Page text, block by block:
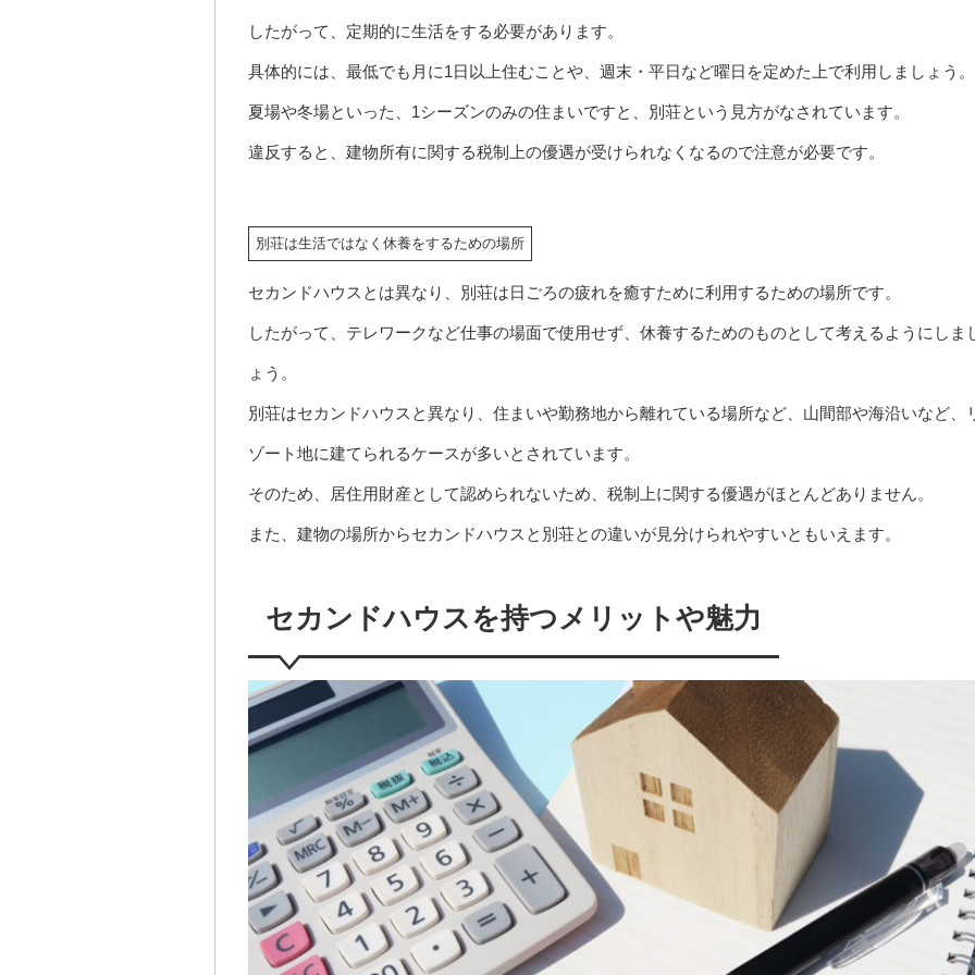
したがって、定期的に生活をする必要があります。
具体的には、最低でも月に1日以上住むことや、週末・平日など曜日を定めた上で利用しましょう。
夏場や冬場といった、1シーズンのみの住まいですと、別荘という見方がなされています。
違反すると、建物所有に関する税制上の優遇が受けられなくなるので注意が必要です。
別荘は生活ではなく休養をするための場所
セカンドハウスとは異なり、別荘は日ごろの疲れを癒すために利用するための場所です。
したがって、テレワークなど仕事の場面で使用せず、休養するためのものとして考えるようにしま
ょう。
別荘はセカンドハウスと異なり、住まいや勤務地から離れている場所など、山間部や海沿いなど、
ゾート地に建てられるケースが多いとされています。
そのため、居住用財産として認められないため、税制上に関する優遇がほとんどありません。
また、建物の場所からセカンドハウスと別荘との違いが見分けられやすいともいえます。
セカンドハウスを持つメリットや魅力